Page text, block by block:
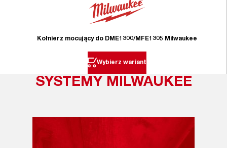
Kołnierz mocujący do DME1300/MFE1305 Milwaukee
Wybierz wariant
SYSTEMY MILWAUKEE